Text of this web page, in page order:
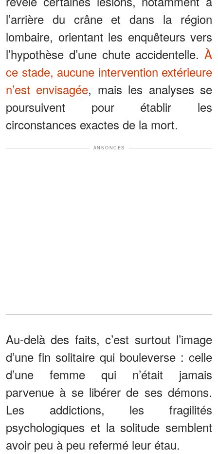
l’arrière du crâne et dans la région
lombaire, orientant les enquêteurs vers
l’hypothèse d’une chute accidentelle. À
ce stade, aucune intervention extérieure
n’est envisagée, mais les analyses se
poursuivent pour établir les
circonstances exactes de la mort.
ANNONCES
Au-delà des faits, c’est surtout l’image
d’une fin solitaire qui bouleverse : celle
d’une femme qui n’était jamais
parvenue à se libérer de ses démons.
Les addictions, les fragilités
psychologiques et la solitude semblent
avoir peu à peu refermé leur étau.